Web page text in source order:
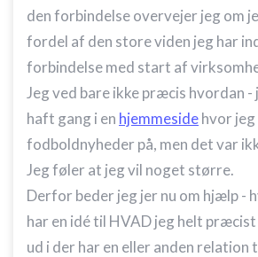
den forbindelse overvejer jeg om
fordel af den store viden jeg har
forbindelse med start af
Jeg ved bare ikke præcis hvordan
haft gang i en hjemmesidehvor
fodboldnyheder på, men det var
Jeg føler at jeg vil noget større.
Derfor beder jeg jer nu om hjælp -
har en idé til HVAD jeg helt
ud i der har en eller anden relation